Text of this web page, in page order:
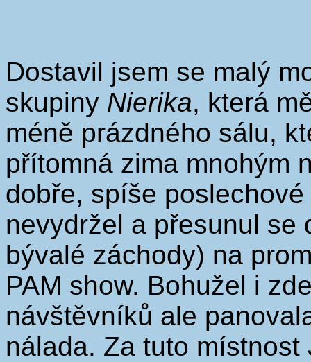
Dostavil jsem se malý
skupiny Nierika, která
méně prázdného sálu,
přítomná zima mnohým
dobře, spíše
nevydržel a přesunul se
bývalé záchody) na
PAM show. Bohužel i
návštěvníků ale
nálada. Za tuto